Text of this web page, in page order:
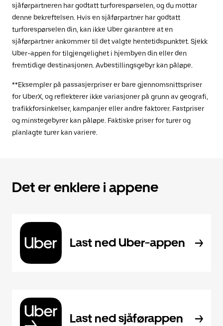
sjåførpartneren har godtatt turforespørselen, og du mottar
denne bekreftelsen. Hvis en sjåførpartner har godtatt
turforespørselen din, kan ikke Uber garantere at en
sjåførpartner ankommer til det valgte hentetidspunktet. Sjekk
Uber-appen for tilgjengelighet i hjembyen din eller den
fremtidige destinasjonen. Avbestillingsgebyr kan påløpe.
**Eksempler på passasjerpriser er bare gjennomsnittspriser
for UberX, og reflekterer ikke variasjoner på grunn av geografi,
trafikkforsinkelser, kampanjer eller andre faktorer. Fastpriser
og minstegebyrer kan påløpe. Faktiske priser for turer og
planlagte turer kan variere.
Det er enklere i appene
Last ned Uber-appen
Last ned sjåførappen